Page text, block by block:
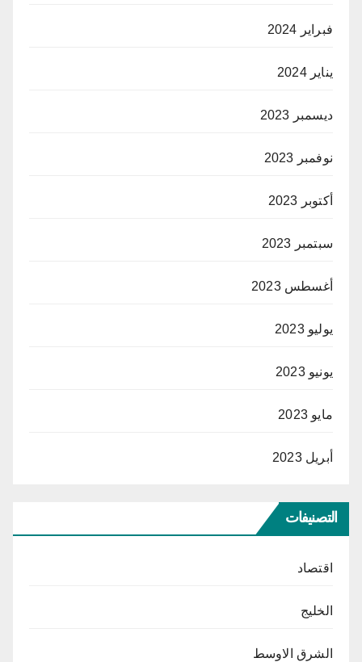
فبراير 2024
يناير 2024
ديسمبر 2023
نوفمبر 2023
أكتوبر 2023
سبتمبر 2023
أغسطس 2023
يوليو 2023
يونيو 2023
مايو 2023
أبريل 2023
التصنيفات
اقتصاد
الخليج
الشرق الاوسط